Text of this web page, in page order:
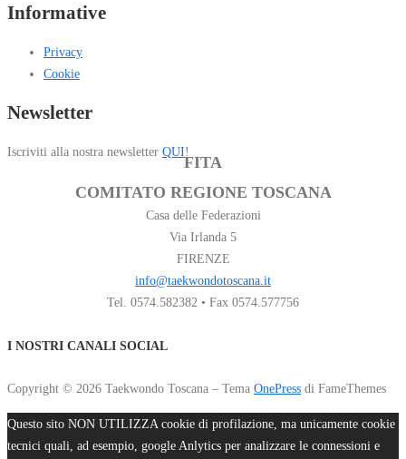
Informative
Privacy
Cookie
Newsletter
Iscriviti alla nostra newsletter QUI!
FITA
COMITATO REGIONE TOSCANA
Casa delle Federazioni
Via Irlanda 5
FIRENZE
info@taekwondotoscana.it
Tel. 0574.582382 • Fax 0574.577756
I NOSTRI CANALI SOCIAL
Copyright © 2026 Taekwondo Toscana – Tema OnePress di FameThemes
Questo sito NON UTILIZZA cookie di profilazione, ma unicamente cookie
tecnici quali, ad esempio, google Anlytics per analizzare le connessioni e